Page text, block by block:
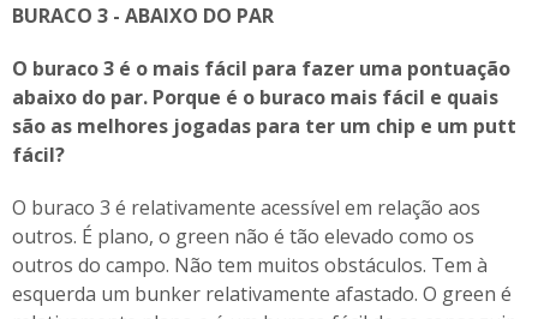
BURACO 3 - ABAIXO DO PAR
O buraco 3 é o mais fácil para fazer uma pontuação
abaixo do par. Porque é o buraco mais fácil e quais
são as melhores jogadas para ter um chip e um putt
fácil?
O buraco 3 é relativamente acessível em relação aos
outros. É plano, o green não é tão elevado como os
outros do campo. Não tem muitos obstáculos. Tem à
esquerda um bunker relativamente afastado. O green é